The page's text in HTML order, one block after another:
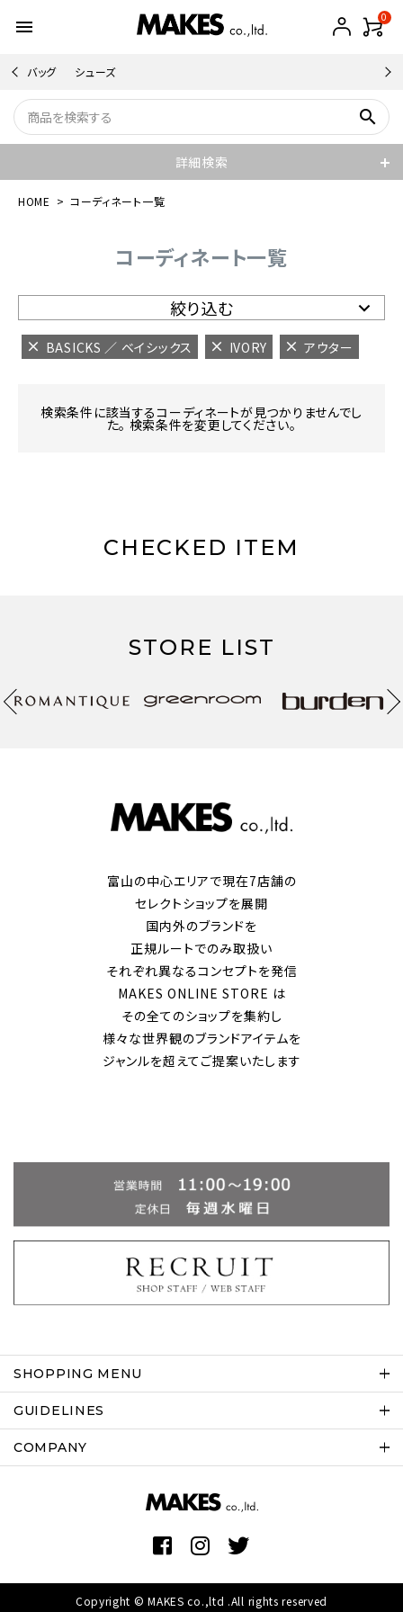
menu 0
バッグ シューズ
search
詳細検索
HOME コーディネート一覧
コーディネート一覧
絞り込む
BASICKS ／ ベイシックス IVORY アウター
検索条件に該当するコーディネートが見つかりませんでし
た。 検索条件を変更してください。
CHECKED ITEM
STORE LIST
富山の中心エリアで現在7店舗の
セレクトショップを展開
国内外のブランドを
正規ルートでのみ取扱い
それぞれ異なるコンセプトを発信
MAKES ONLINE STORE は
その全てのショップを集約し
様々な世界観のブランドアイテムを
ジャンルを超えてご提案いたします
SHOPPING MENU
GUIDELINES
COMPANY
Copyright © MAKES co.,ltd .All rights reserved